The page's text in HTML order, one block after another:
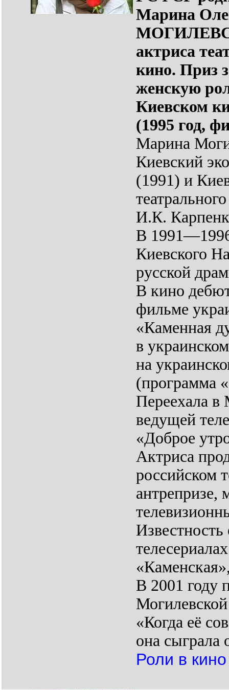
Марина
актриса
кино. Приз
женскую
Киевском
(1995 год,
Марина
Киевский
(1991) и
И.К.
В
Киевского
русской
В кино
фильме
«Каменная
в
на
(программа
Переехала в
ведущей
«Доброе
Актриса
российском
антрепризе,
В 2001 году
«Когда её
она сыграла
Роли в кино